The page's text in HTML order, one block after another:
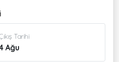
Tarihi
Ağu